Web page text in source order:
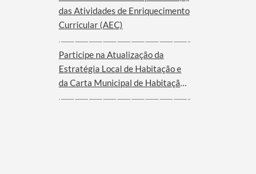
das Atividades de Enriquecimento
Curricular (AEC)
Participe na Atualização da
Estratégia Local de Habitação e
da Carta Municipal de Habitação
de Borba